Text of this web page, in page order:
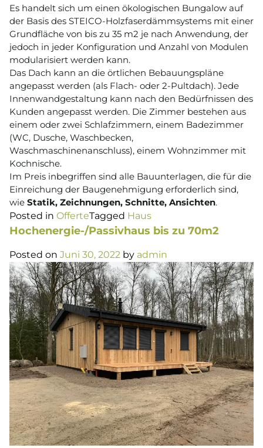
Es handelt sich um einen ökologischen Bungalow auf
der Basis des STEICO-Holzfaserdämmsystems mit einer
Grundfläche von bis zu 35 m2 je nach Anwendung, der
jedoch in jeder Konfiguration und Anzahl von Modulen
modularisiert werden kann.
Das Dach kann an die örtlichen Bebauungspläne
angepasst werden (als Flach- oder 2-Pultdach). Jede
Innenwandgestaltung kann nach den Bedürfnissen des
Kunden angepasst werden. Die Zimmer bestehen aus
einem oder zwei Schlafzimmern, einem Badezimmer
(WC, Dusche, Waschbecken,
Waschmaschinenanschluss), einem Wohnzimmer mit
Kochnische.
Im Preis inbegriffen sind alle Bauunterlagen, die für die
Einreichung der Baugenehmigung erforderlich sind,
wie Statik, Zeichnungen, Schnitte, Ansichten.
Posted in OfferteTagged Haus
Hochenergie-/Passivhaus bis zu 70m2
Posted on Juni 30, 2022 by admin